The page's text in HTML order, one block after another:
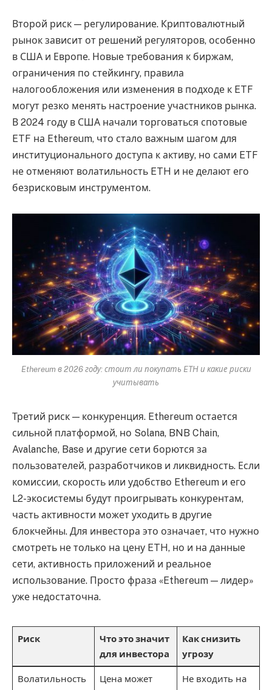
Второй риск — регулирование. Криптовалютный
рынок зависит от решений регуляторов, особенно
в США и Европе. Новые требования к биржам,
ограничения по стейкингу, правила
налогообложения или изменения в подходе к ETF
могут резко менять настроение участников рынка.
В 2024 году в США начали торговаться спотовые
ETF на Ethereum, что стало важным шагом для
институционального доступа к активу, но сами ETF
не отменяют волатильность ETH и не делают его
безрисковым инструментом.
Ethereum в 2026 году: стоит ли покупать ETH и какие риски
учитывать
Третий риск — конкуренция. Ethereum остается
сильной платформой, но Solana, BNB Chain,
Avalanche, Base и другие сети борются за
пользователей, разработчиков и ликвидность. Если
комиссии, скорость или удобство Ethereum и его
L2-экосистемы будут проигрывать конкурентам,
часть активности может уходить в другие
блокчейны. Для инвестора это означает, что нужно
смотреть не только на цену ETH, но и на данные
сети, активность приложений и реальное
использование. Просто фраза «Ethereum — лидер»
уже недостаточна.
Риск
Что это значит
для инвестора
Как снизить
угрозу
Волатильность
Цена может
Не входить на